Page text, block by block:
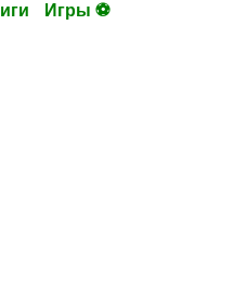
Игры ⚽